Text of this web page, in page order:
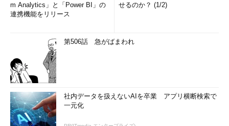
m Analytics」と「Power BI」の
連携機能をリリース
せるのか？ (1/2)
第506話 急がばまわれ
社内データを扱えないAIを卒業 アプリ横断検索で
一元化